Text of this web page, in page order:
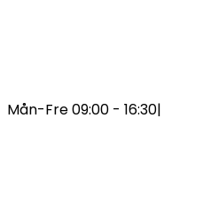
Mån-Fre 09:00 - 16:30|